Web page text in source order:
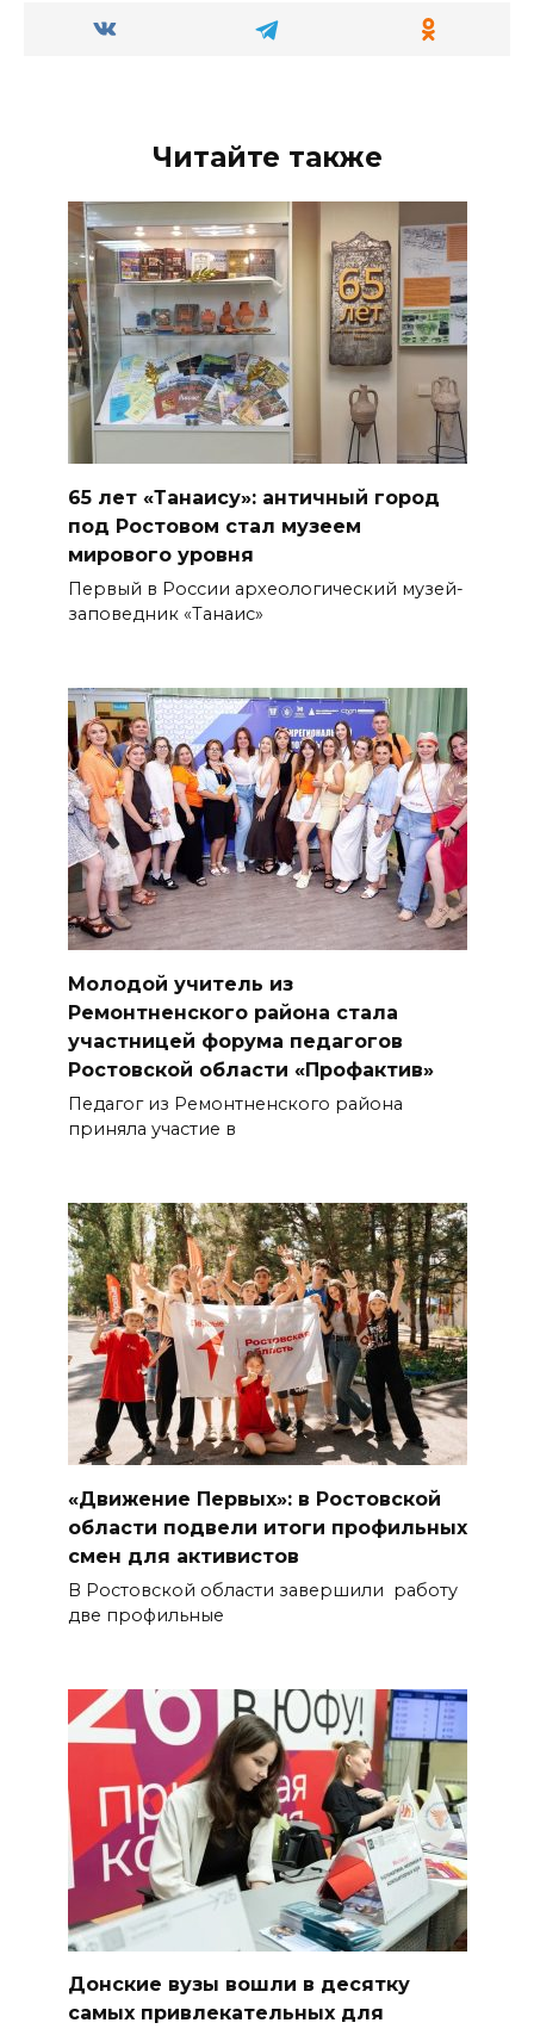
Читайте также
65 лет «Танаису»: античный город
под Ростовом стал музеем
мирового уровня
Первый в России археологический музей-
заповедник «Танаис»
Молодой учитель из
Ремонтненского района стала
участницей форума педагогов
Ростовской области «Профактив»
Педагог из Ремонтненского района
приняла участие в
«Движение Первых»: в Ростовской
области подвели итоги профильных
смен для активистов
В Ростовской области завершили работу
две профильные
Донские вузы вошли в десятку
самых привлекательных для